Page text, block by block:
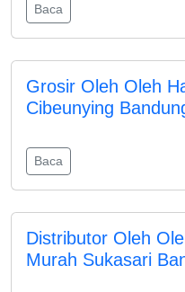
Baca
Grosir Oleh Oleh
Cibeunying
Baca
Distributor Oleh
Murah Sukasari